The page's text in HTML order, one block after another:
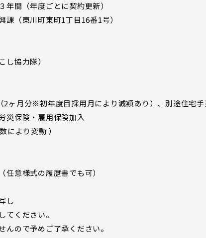
間（年度ごとに契約更新）
東川町東町1丁目16番1号）
し協力隊）
ヶ月分※初年度目採用月により減額あり）、別途住宅手
保険・雇用保険加入
により変動 ）
任意様式の履歴書でも可）
し
てください。
ので予めご了承ください。